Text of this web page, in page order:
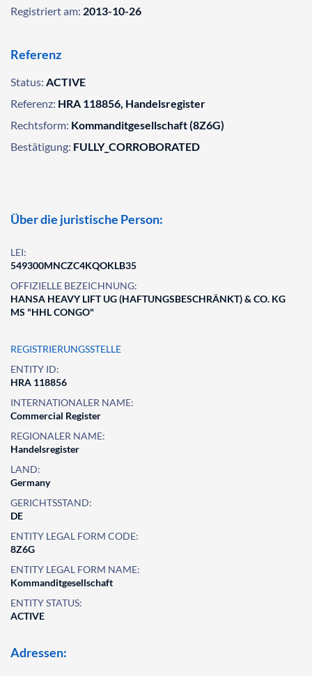
Registriert am: 2013-10-26
Referenz
Status: ACTIVE
Referenz: HRA 118856, Handelsregister
Rechtsform: Kommanditgesellschaft (8Z6G)
Bestätigung: FULLY_CORROBORATED
Über die juristische Person:
LEI:
549300MNCZC4KQOKLB35
OFFIZIELLE BEZEICHNUNG:
HANSA HEAVY LIFT UG (HAFTUNGSBESCHRÄNKT) & CO. KG
MS "HHL CONGO"
REGISTRIERUNGSSTELLE
ENTITY ID:
HRA 118856
INTERNATIONALER NAME:
Commercial Register
REGIONALER NAME:
Handelsregister
LAND:
Germany
GERICHTSSTAND:
DE
ENTITY LEGAL FORM CODE:
8Z6G
ENTITY LEGAL FORM NAME:
Kommanditgesellschaft
ENTITY STATUS:
ACTIVE
Adressen: